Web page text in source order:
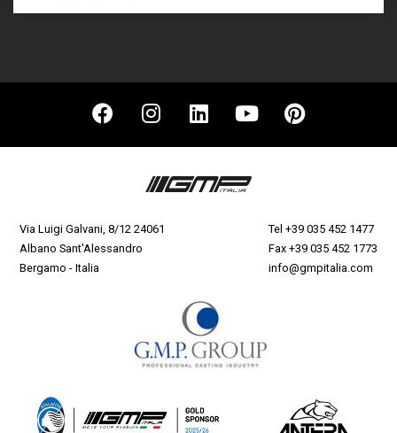
Via Luigi Galvani, 8/12 24061
Albano Sant'Alessandro
Bergamo - Italia
Tel +39 035 452 1477
Fax +39 035 452 1773
info@gmpitalia.com